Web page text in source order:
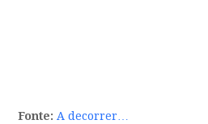
Fonte: A decorrer…